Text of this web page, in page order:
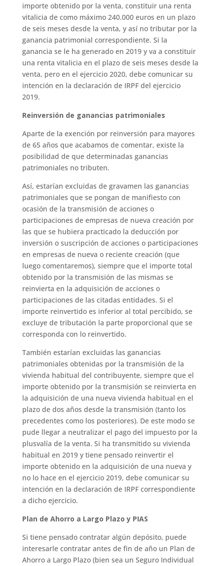
importe obtenido por la venta, constituir una renta
vitalicia de como máximo 240.000 euros en un plazo
de seis meses desde la venta, y así no tributar por la
ganancia patrimonial correspondiente. Si la
ganancia se le ha generado en 2019 y va a constituir
una renta vitalicia en el plazo de seis meses desde la
venta, pero en el ejercicio 2020, debe comunicar su
intención en la declaración de IRPF del ejercicio
2019.
Reinversión de ganancias patrimoniales
Aparte de la exención por reinversión para mayores
de 65 años que acabamos de comentar, existe la
posibilidad de que determinadas ganancias
patrimoniales no tributen.
Así, estarían excluidas de gravamen las ganancias
patrimoniales que se pongan de manifiesto con
ocasión de la transmisión de acciones o
participaciones de empresas de nueva creación por
las que se hubiera practicado la deducción por
inversión o suscripción de acciones o participaciones
en empresas de nueva o reciente creación (que
luego comentaremos), siempre que el importe total
obtenido por la transmisión de las mismas se
reinvierta en la adquisición de acciones o
participaciones de las citadas entidades. Si el
importe reinvertido es inferior al total percibido, se
excluye de tributación la parte proporcional que se
corresponda con lo reinvertido.
También estarían excluidas las ganancias
patrimoniales obtenidas por la transmisión de la
vivienda habitual del contribuyente, siempre que el
importe obtenido por la transmisión se reinvierta en
la adquisición de una nueva vivienda habitual en el
plazo de dos años desde la transmisión (tanto los
precedentes como los posteriores). De este modo se
pude llegar a neutralizar el pago del impuesto por la
plusvalía de la venta. Si ha transmitido su vivienda
habitual en 2019 y tiene pensado reinvertir el
importe obtenido en la adquisición de una nueva y
no lo hace en el ejercicio 2019, debe comunicar su
intención en la declaración de IRPF correspondiente
a dicho ejercicio.
Plan de Ahorro a Largo Plazo y PIAS
Si tiene pensado contratar algún depósito, puede
interesarle contratar antes de fin de año un Plan de
Ahorro a Largo Plazo (bien sea un Seguro Individual